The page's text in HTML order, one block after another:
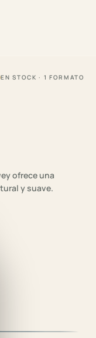
EN STOCK · 1 FORMATO
ofrece una
y suave.